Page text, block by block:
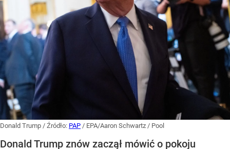
Donald Trump / Źródło: PAP / EPA/Aaron Schwartz / Pool
Donald Trump znów zaczął mówić o pokoju